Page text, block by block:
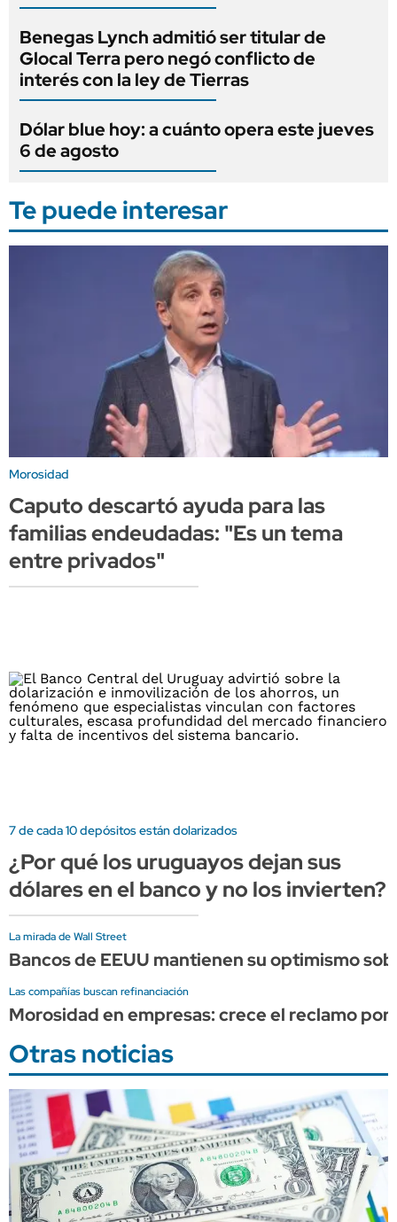
Benegas Lynch admitió ser titular de
Glocal Terra pero negó conflicto de
interés con la ley de Tierras
Dólar blue hoy: a cuánto opera este jueves
6 de agosto
Te puede interesar
Morosidad
Caputo descartó ayuda para las
familias endeudadas: "Es un tema
entre privados"
7 de cada 10 depósitos están dolarizados
¿Por qué los uruguayos dejan sus
dólares en el banco y no los invierten?
La mirada de Wall Street
Bancos de EEUU mantienen su optimismo
Las compañías buscan refinanciación
Morosidad en empresas: crece el reclamo
Otras noticias